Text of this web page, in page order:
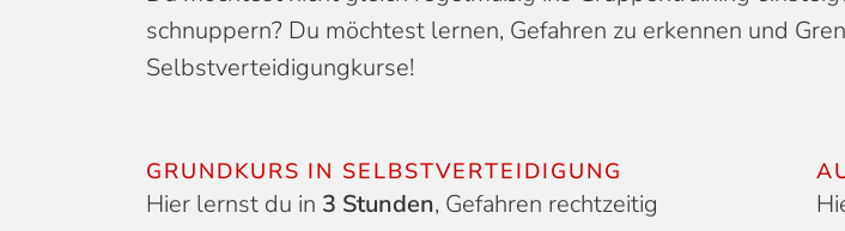
schnuppern? Du möchtest lernen, Gefahren zu erkennen und
Selbstverteidigungkurse!
GRUNDKURS IN SELBSTVERTEIDIGUNG
Hier lernst du in 3 Stunden, Gefahren rechtzeitig